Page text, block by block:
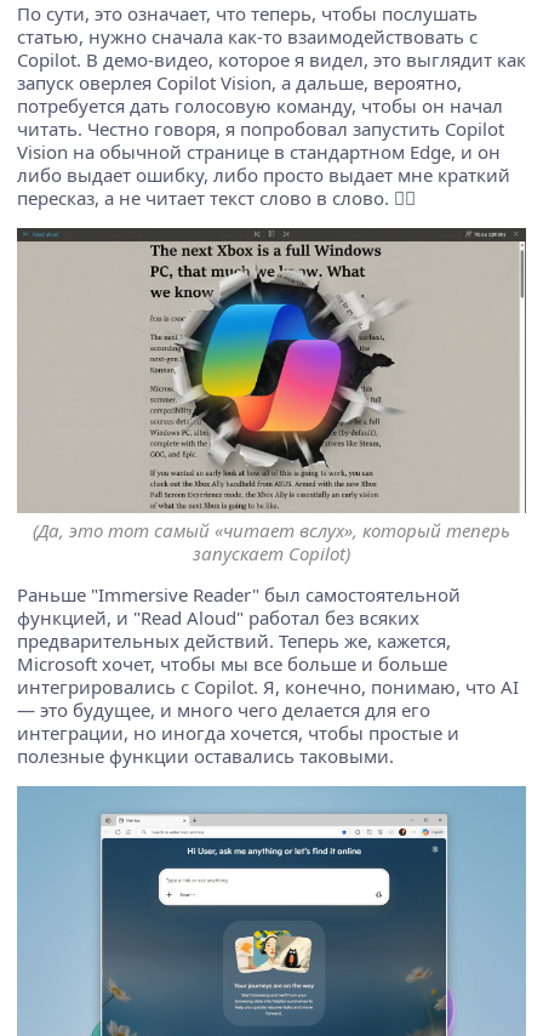
По сути, это означает, что теперь, чтобы послушать
статью, нужно сначала как-то взаимодействовать с
Copilot. В демо-видео, которое я видел, это выглядит как
запуск оверлея Copilot Vision, а дальше, вероятно,
потребуется дать голосовую команду, чтобы он начал
читать. Честно говоря, я попробовал запустить Copilot
Vision на обычной странице в стандартном Edge, и он
либо выдает ошибку, либо просто выдает мне краткий
пересказ, а не читает текст слово в слово. 🤷‍♂️
(Да, это тот самый «читает вслух», который теперь
запускает Copilot)
Раньше "Immersive Reader" был самостоятельной
функцией, и "Read Aloud" работал без всяких
предварительных действий. Теперь же, кажется,
Microsoft хочет, чтобы мы все больше и больше
интегрировались с Copilot. Я, конечно, понимаю, что AI
— это будущее, и много чего делается для его
интеграции, но иногда хочется, чтобы простые и
полезные функции оставались таковыми.